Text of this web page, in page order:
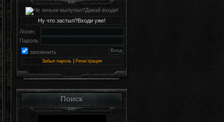
Ну что застыл?Входи уже!
Логин:
Пароль:
запомнить
Забыл пароль| Регистрация
Поиск